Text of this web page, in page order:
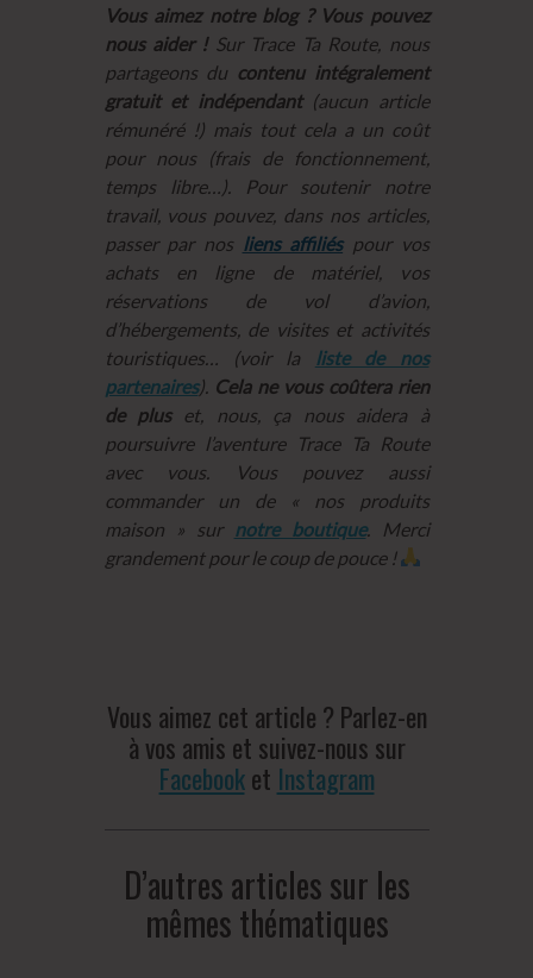
Vous aimez notre blog ? Vous pouvez
nous aider !Sur Trace Ta Route, nous
partageons du contenu intégralement
gratuit et indépendant(aucun article
rémunéré !) mais tout cela a un coût
pour nous (frais de fonctionnement,
temps libre…). Pour soutenir notre
travail, vous pouvez, dans nos articles,
passer par nos liens affiliéspour vos
achats en ligne de matériel, vos
réservations de vol d’avion,
d’hébergements, de visites et activités
touristiques… (voir la
liste de nos
partenaires). Cela ne vous coûtera rien
de pluset, nous, ça nous aidera à
poursuivre l’aventure Trace Ta Route
avec vous. Vous pouvez aussi
commander un de « nos produits
maison » sur notre boutique. Merci
grandement pour le coup de pouce !
Vous aimez cet article ? Parlez-en
à vos amis et suivez-nous sur
Facebooket Instagram
D’autres articles sur les
mêmes thématiques